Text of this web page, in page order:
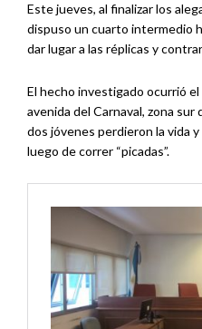
Este jueves, al finalizar los
dispuso un cuarto intermedio
dar lugar a las réplicas y
El hecho investigado ocurrió
avenida del Carnaval, zona sur
dos jóvenes perdieron la vida
luego de correr “picadas”.